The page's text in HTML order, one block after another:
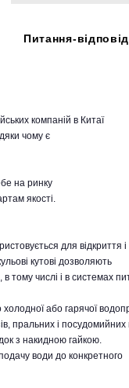
Питання-
компаній в Китаї
чому є
на ринку
якості.
для відкриття
кутові дозволяють
тому числі і в системах
або гарячої
пральних і
з накидною гайкою.
води до конкретного